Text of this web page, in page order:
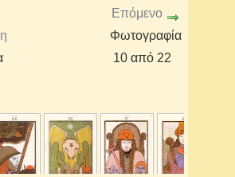
Επόμενο
Φωτογραφία
10 από 22